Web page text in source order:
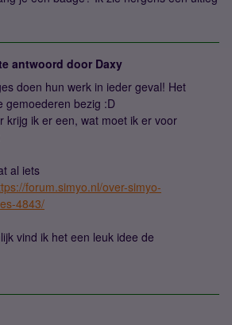
antwoord door Daxy
doen hun werk in ieder geval! Het
gemoederen bezig :D
krijg ik er een, wat moet ik er voor
al iets
forum.simyo.nl/over-simyo-
4843/
vind ik het een leuk idee de